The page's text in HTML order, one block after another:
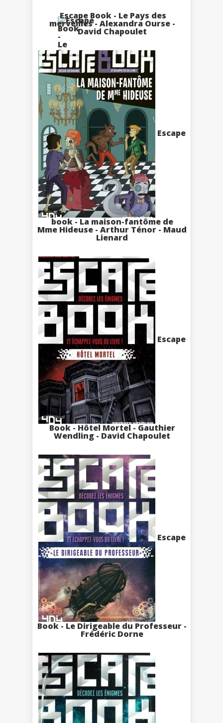
Escape Book - Le Pays des
merveilles - Alexandra Ourse -
David Chapoulet
Escape
book - La maison-fantôme de
Mme Hideuse - Arthur Ténor - Maud
Lienard
Escape
Book - Hôtel Mortel - Gauthier
Wendling - David Chapoulet
Escape
Book - Le Dirigeable du Professeur -
Frédéric Dorne